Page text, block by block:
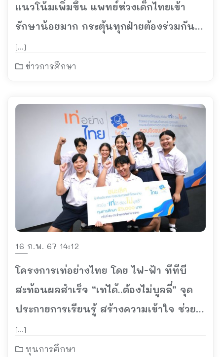
แนวโน้มเพิ่มขึ้น แพทย์ห่วงเด็กไทยเข้า
รักษาน้อยมาก กระตุ้นทุกฝ่ายต้องร่วมกัน
แก้ปัญหา
[…]
ข่าวการศึกษา
16 ก.พ. 67 14:12
โครงการเท่อย่างไทย โดย ไฟ-ฟ้า ทีทีบี
สะท้อนผลสำเร็จ “เท่ได้..ต้องไม่บูลลี่” จุด
ประกายการเรียนรู้ สร้างความเข้าใจ ช่วย
ลดปัญหาการบูลลี่ในรั้วโรงเรียน
[…]
ทุนการศึกษา